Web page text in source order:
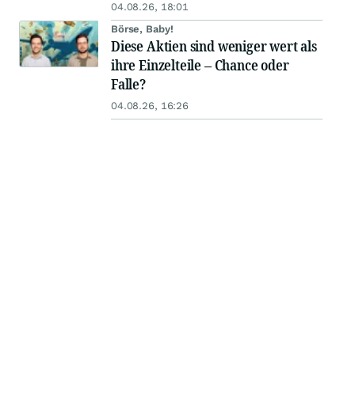
04.08.26, 18:01
Börse, Baby!
Diese Aktien sind weniger wert als
ihre Einzelteile – Chance oder
Falle?
04.08.26, 16:26